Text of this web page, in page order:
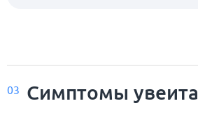
03 Симптомы увеита